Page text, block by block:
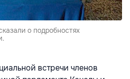
о подробностях
встречи членов